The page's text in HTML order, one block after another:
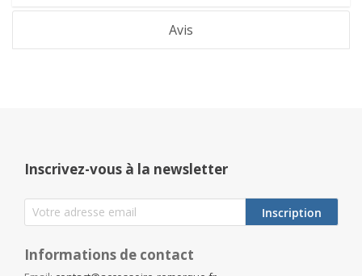
Avis
Inscrivez-vous à la newsletter
Inscription
Informations de contact